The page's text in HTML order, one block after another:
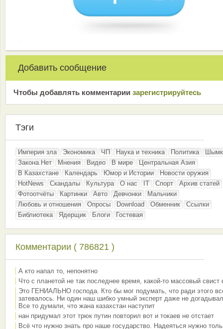
Добавить сообщение
Чтобы добавлять комментарии зарeгиcтрирyйтeсь
Тэги
Империя зла Экономика ЧП Наука и техника Политика
Закона.Нет
Мнения Видео В мире
Центральная Азия
В Казахстане
Календарь Юмор и Истории
Новости оружия
HotNews
Скандалы Культура О нас IT Спорт
Архив статей
Фотоотчёты
Картинки Авто Девчонки
Мальчики
Любовь и отношения
Опросы Download Обменник
Ссылки
Библиотека
Ядерщик Блоги Гостевая
Комментарии ( 786821 )
А кто напал то, непонятно
Что с планетой не так последнее время, какой-то массовый свист
Это ГЕНИАЛЬНО господа. Кто бы мог подумать, что ради этого
затевалось. Ни один наш шибко умный эксперт даже не
Все то думали, что жана казахстан наступит
нан придумал этот трюк путин повторил вот и токаев не отстает
Всё что нужно знать про наше государство. Надеяться нужно